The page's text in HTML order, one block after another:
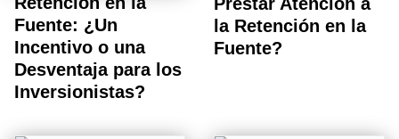
Fuente: ¿Un
Incentivo o una
Desventaja para los
Inversionistas?
la Retención en la
Fuente?